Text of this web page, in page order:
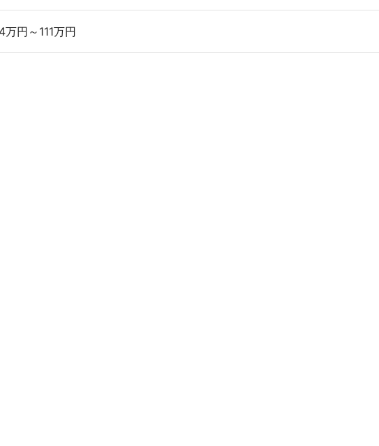
万円～111万円